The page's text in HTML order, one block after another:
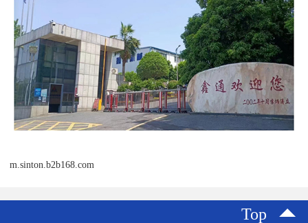
m.sinton.b2b168.com
Top